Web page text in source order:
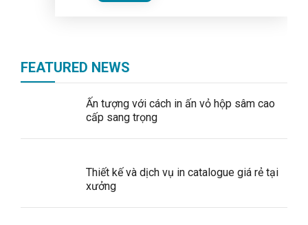
FEATURED NEWS
Ấn tượng với cách in ấn vỏ hộp sâm cao
cấp sang trọng
Thiết kế và dịch vụ in catalogue giá rẻ tại
xưởng